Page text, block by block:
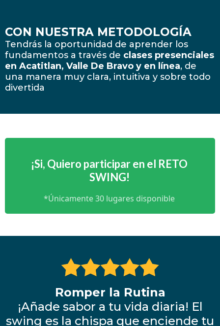
CON NUESTRA METODOLOGÍA
Tendrás la oportunidad de aprender los
fundamentos a través de clases presenciales
en Acatitlan, Valle De Bravo y en línea, de
una manera muy clara, intuitiva y sobre todo
divertida
¡Si, Quiero participar en el RETO
SWING!
*Únicamente 30 lugares disponible
Romper la Rutina
¡Añade sabor a tu vida diaria! El
swing es la chispa que enciende tu